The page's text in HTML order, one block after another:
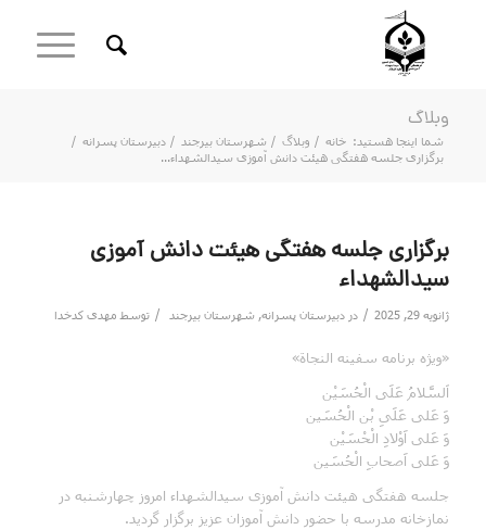
وبلاگ
شما اینجا هستید: خانه / وبلاگ / شهرستان بیرجند / دبیرستان پسرانه /
برگزاری جلسه هفتگی هیئت دانش آموزی سیدالشهداء...
برگزاری جلسه هفتگی هیئت دانش آموزی
سیدالشهداء
ژانویه 29, 2025 / در دبیرستان پسرانه, شهرستان بیرجند / توسط مهدی کدخدا
«ویژه برنامه سفینه النجاة»
اَلسَّلامُ عَلَی الْحُسَیْن
وَ عَلی عَلَیِ بْن الْحُسَین
وَ عَلی اَوْلادِ الْحْسَیْن
وَ عَلی اَصحابِ الْحُسَین
جلسه هفتگی هیئت دانش آموزی سیدالشهداء امروز چهارشنبه در
نمازخانه مدرسه با حضور دانش آموزان عزیز برگزار گردید.